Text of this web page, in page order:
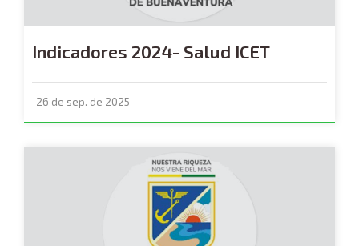
Indicadores 2024- Salud ICET
26 de sep. de 2025